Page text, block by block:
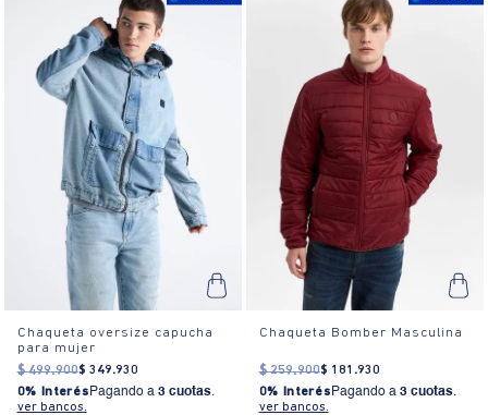
Chaqueta oversize capucha
para mujer
$ 499.900$ 349.930
0% Interés Pagando a 3 cuotas.
ver bancos.
Chaqueta Bomber Masculina
$ 259.900$ 181 .930
0% Interés Pagando a 3 cuotas.
ver bancos.